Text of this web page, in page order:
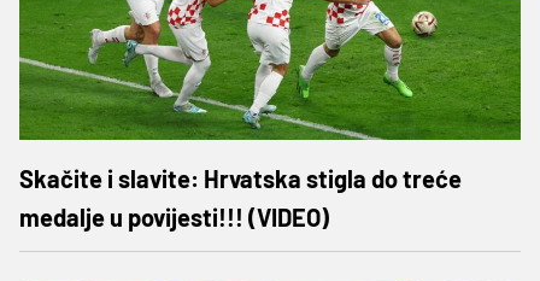
Skačite i slavite: Hrvatska stigla do treće
medalje u povijesti!!! (VIDEO)